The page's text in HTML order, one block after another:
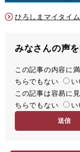
ひろしまマイタイ
みなさんの声
満
足
度
この記事の内容に
ちらでもない
い
容
易
この記事は容易に
ちらでもない
い